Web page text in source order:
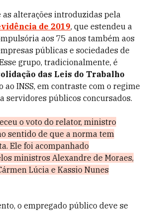
as alterações introduzidas pela
de 2019, que estendeu a
aos 75 anos também aos
públicas e sociedades de
grupo, tradicionalmente, é
das Leis do Trabalho
ao INSS, em contraste com o regime
servidores públicos concursados.
o voto do relator, ministro
sentido de que a norma tem
Ele foi acompanhado
ministros Alexandre de Moraes,
Lúcia e Kassio Nunes
o empregado público deve se